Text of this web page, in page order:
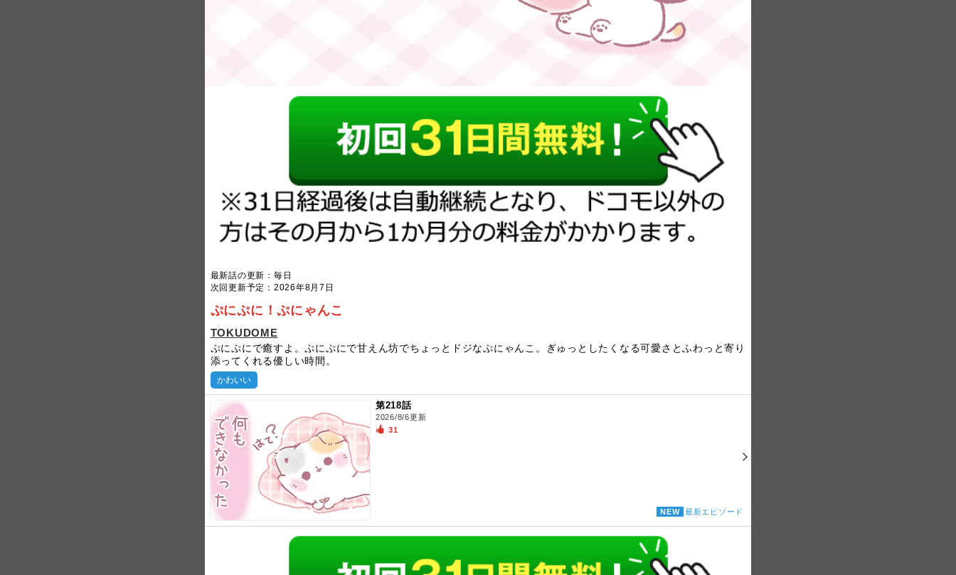
最新話の更新：毎日
次回更新予定：2026年8月7日
ぷにぷに！ぷにゃんこ
TOKUDOME
ぷにぷにで癒すよ。ぷにぷにで甘えん坊でちょっとドジなぷにゃんこ。ぎゅっとしたくなる可愛さとふわっと寄り
添ってくれる優しい時間。
かわいい
NEW 最新エピソード
第218話
2026/8/6更新
31